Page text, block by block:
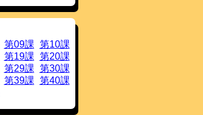
れます。
れます。
でご覧になれま
」を追加しまし
第09課 第10課
第19課 第20課
第29課 第30課
第39課 第40課